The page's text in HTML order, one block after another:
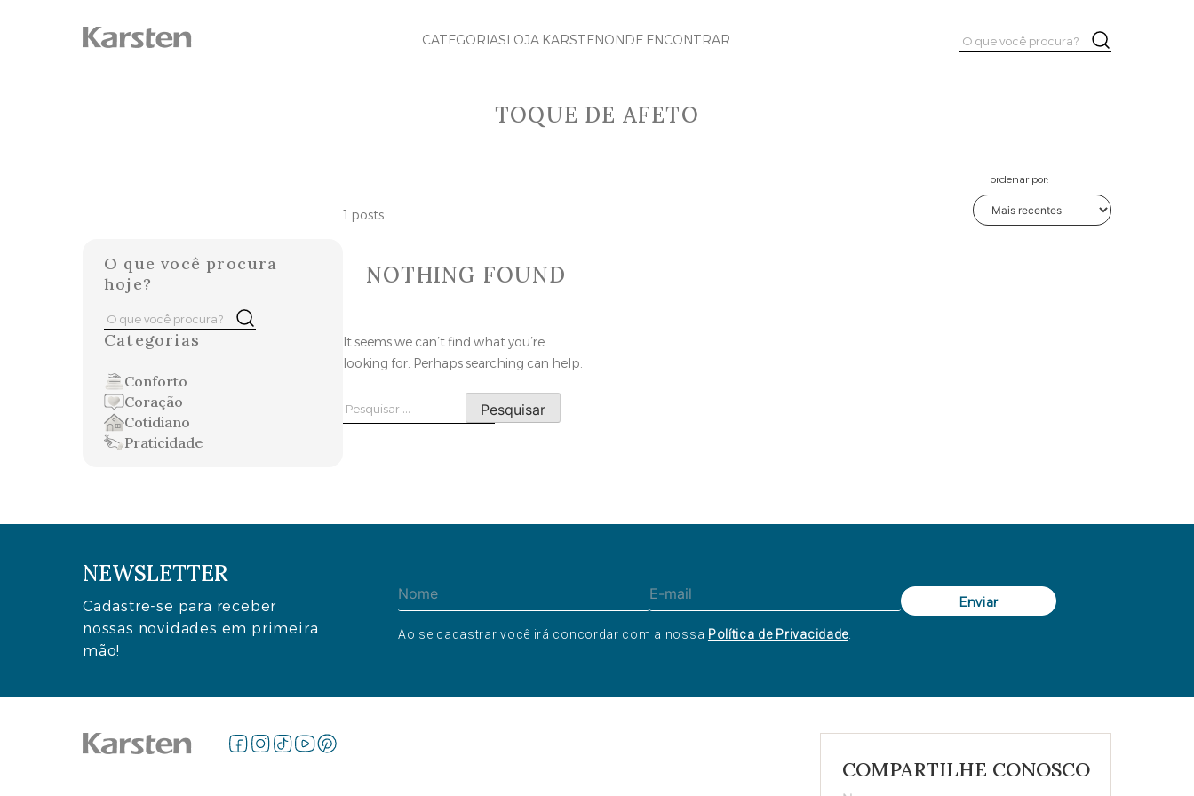
CATEGORIASLOJA KARSTENONDE ENCONTRAR
Pesquisar
Buscar
TOQUE DE AFETO
1 posts
ordenar por:
NOTHING FOUND
It seems we can’t find what you’re
looking for. Perhaps searching can help.
Pesquisar
por:
O que você procura
hoje?
Pesquisar
por:
Buscar
Categorias
Conforto
Coração
Cotidiano
Praticidade
NEWSLETTER
Cadastre-se para receber
nossas novidades em primeira
mão!
Ao se cadastrar você irá concordar com a nossa Política de Privacidade.
COMPARTILHE CONOSCO